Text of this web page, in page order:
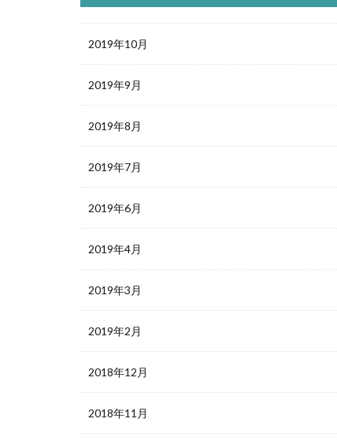
2019年10月
2019年9月
2019年8月
2019年7月
2019年6月
2019年4月
2019年3月
2019年2月
2018年12月
2018年11月